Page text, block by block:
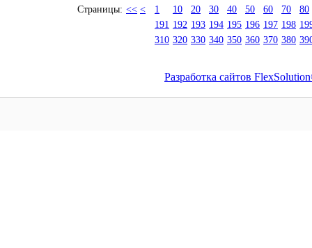
Страницы: << < 1 10 20 30 40 50 60 70
80
191 192 193 194 195 196 197 198
310 320 330 340 350 360 370 380
Разработка сайтов